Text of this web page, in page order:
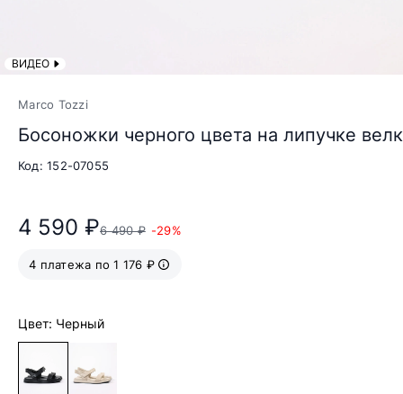
ВИДЕО
Marco Tozzi
Босоножки черного цвета на липучке
Код: 152-07055
4 590 ₽6 490 ₽ -29%
4 платежа по 1 176 ₽
Цвет: Черный